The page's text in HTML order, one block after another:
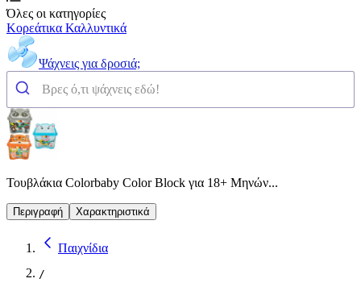
Όλες οι κατηγορίες
Κορεάτικα Καλλυντικά
Ψάχνεις για δροσιά;
Τουβλάκια Colorbaby Color Block για 18+ Μηνών...
Περιγραφή Χαρακτηριστικά
Παιχνίδια
/